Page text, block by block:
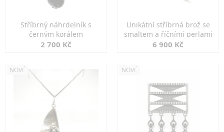
Stříbrný náhrdelník s
černým korálem
2 700 Kč
Unikátní stříbrná brož se
smaltem a říčními perlami
6 900 Kč
NOVÉ NOVÉ